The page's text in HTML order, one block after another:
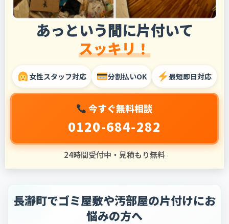
あっという間に片付いて
スッキリ！
女性スタッフ対応 分割払いOK 最短即日対応
今すぐ無料相談
0120-684-282
24時間受付中・見積もり無料
長瀞町でゴミ屋敷や汚部屋の片付けにお
悩みの方へ